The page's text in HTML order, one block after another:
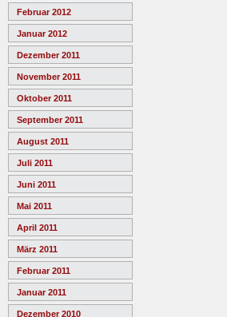
Februar 2012
Januar 2012
Dezember 2011
November 2011
Oktober 2011
September 2011
August 2011
Juli 2011
Juni 2011
Mai 2011
April 2011
März 2011
Februar 2011
Januar 2011
Dezember 2010